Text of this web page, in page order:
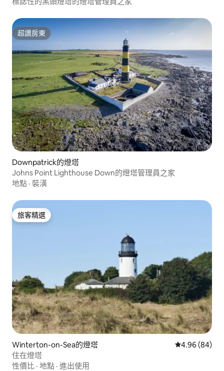
超讚房東
超讚房東
Downpatrick的燈塔
Johns Point Lighthouse Down的燈塔管理員之家
地點 · 裝潢
旅客精選
旅客精選
Winterton-on-Sea的燈塔 從 84 則評價
4.96 (84)
住在燈塔
性價比 · 地點 · 進出使用